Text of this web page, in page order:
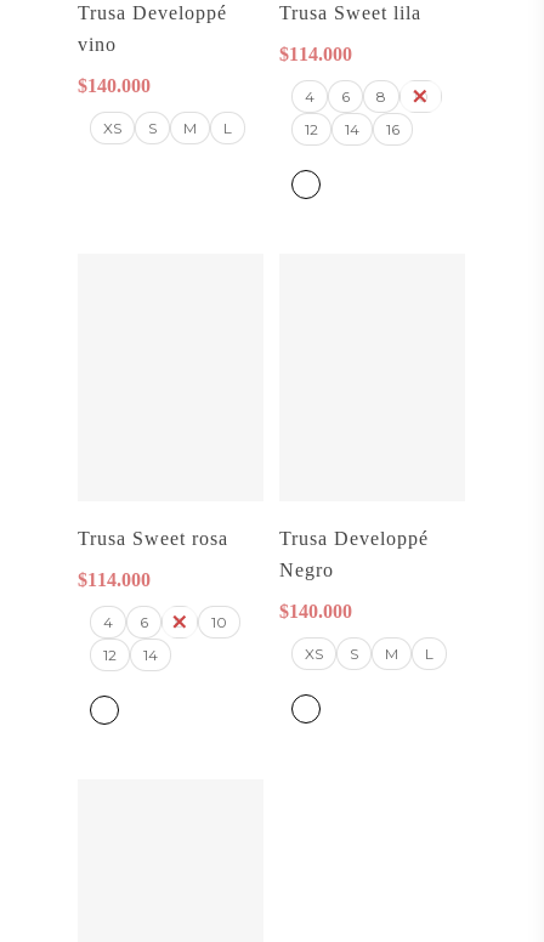
Opciones
Trusa Developpé
vino
$140.000
XS S M L
Trusa Sweet lila
$114.000
4 6 8
10
12
14 16
Trusa Sweet rosa
$114.000
4 6 8
10
12
14
Opciones
Trusa Developpé
Negro
$140.000
XS S M L